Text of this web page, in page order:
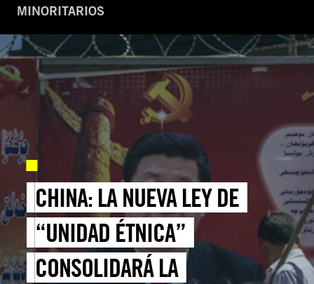
MINORITARIOS
CHINA: LA NUEVA LEY DE
“UNIDAD ÉTNICA”
CONSOLIDARÁ LA